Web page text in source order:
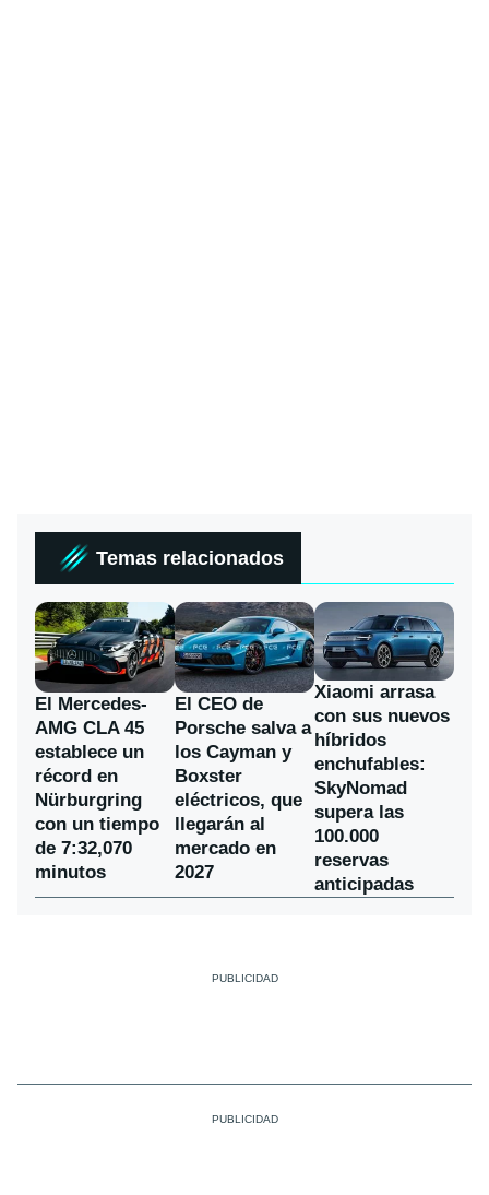
Temas relacionados
El Mercedes-
AMG CLA 45
establece un
récord en
Nürburgring
con un tiempo
de 7:32,070
minutos
El CEO de
Porsche salva a
los Cayman y
Boxster
eléctricos, que
llegarán al
mercado en
2027
Xiaomi arrasa
con sus nuevos
híbridos
enchufables:
SkyNomad
supera las
100.000
reservas
anticipadas